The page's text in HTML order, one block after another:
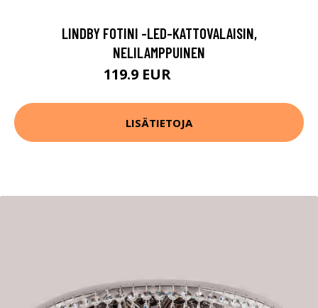
LINDBY FOTINI -LED-KATTOVALAISIN,
NELILAMPPUINEN
119.9 EUR
LISÄTIETOJA